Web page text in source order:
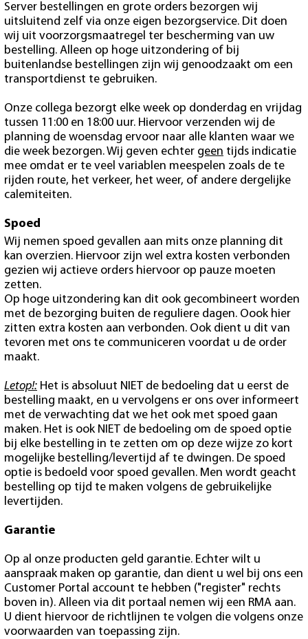
Server bestellingen en grote orders bezorgen wij
uitsluitend zelf via onze eigen bezorgservice. Dit doen
wij uit voorzorgsmaatregel ter bescherming van uw
bestelling. Alleen op hoge uitzondering of bij
buitenlandse bestellingen zijn wij genoodzaakt om een
transportdienst te gebruiken.
Onze collega bezorgt elke week op donderdag en vrijdag
tussen 11:00 en 18:00 uur. Hiervoor verzenden wij de
planning de woensdag ervoor naar alle klanten waar we
die week bezorgen. Wij geven echter geen tijds indicatie
mee omdat er te veel variablen meespelen zoals de te
rijden route, het verkeer, het weer, of andere dergelijke
calemiteiten.
Spoed
Wij nemen spoed gevallen aan mits onze planning dit
kan overzien. Hiervoor zijn wel extra kosten verbonden
gezien wij actieve orders hiervoor op pauze moeten
zetten.
Op hoge uitzondering kan dit ook gecombineert worden
met de bezorging buiten de reguliere dagen. Oook hier
zitten extra kosten aan verbonden. Ook dient u dit van
tevoren met ons te communiceren voordat u de order
maakt.
Letop!: Het is absoluut NIET de bedoeling dat u eerst de
bestelling maakt, en u vervolgens er ons over informeert
met de verwachting dat we het ook met spoed gaan
maken. Het is ook NIET de bedoeling om de spoed optie
bij elke bestelling in te zetten om op deze wijze zo kort
mogelijke bestelling/levertijd af te dwingen. De spoed
optie is bedoeld voor spoed gevallen. Men wordt geacht
bestelling op tijd te maken volgens de gebruikelijke
levertijden.
Garantie
Op al onze producten geld garantie. Echter wilt u
aanspraak maken op garantie, dan dient u wel bij ons een
Customer Portal account te hebben ("register" rechts
boven in). Alleen via dit portaal nemen wij een RMA aan.
U dient hiervoor de richtlijnen te volgen die volgens onze
voorwaarden van toepassing zijn.